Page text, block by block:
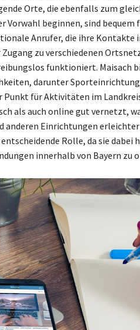
Orte, die ebenfalls zum
Vorwahl beginnen, sind bequem
Anrufer, die ihre Kontakte
zu verschiedenen
funktioniert. Maisach
darunter
für Aktivitäten im
als auch online gut vernetzt,
Einrichtungen
Rolle, da sie dabei
innerhalb von Bayern zu